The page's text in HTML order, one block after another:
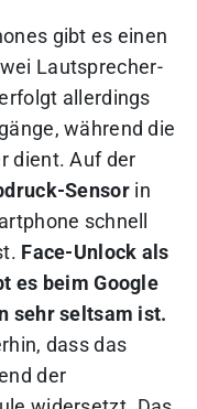
gibt es einen
Lautsprecher-
allerdings
während die
dient. Auf der
Sensorin
schnell
Face-Unlock als
es beim Google
sehr seltsam ist.
dass das
der